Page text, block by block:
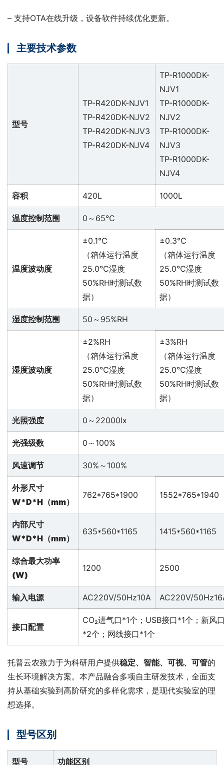
– 支持OTA在线升级，设备软件持续优化更新。
主要技术参数
型号
TP-R420DK-NJV1
TP-R420DK-NJV2
TP-R420DK-NJV3
TP-R420DK-NJV4
TP-R1000DK-
NJV1
TP-R1000DK-
NJV2
TP-R1000DK-
NJV3
TP-R1000DK-
NJV4
容积 420L 1000L
温度控制范围 0～65℃
温度波动度
±0.1℃
（箱体运行温度
25.0℃湿度
50%RH时测试数
据）
±0.3℃
（箱体运行温度
25.0℃湿度
50%RH时测试数
据）
湿度控制范围 50～95%RH
湿度波动度
±2%RH
（箱体运行温度
25.0℃湿度
50%RH时测试数
据）
±3%RH
（箱体运行温度
25.0℃湿度
50%RH时测试数
据）
光照强度 0～22000lx
光强级数 0～100%
风速调节 30%～100%
外形尺寸
W*D*H（mm）
762*765*1900 1552*765*1940
内部尺寸
W*D*H（mm）
635*560*1165 1415*560*1165
综合最大功率
(W)
1200 2500
输入电源 AC220V/50Hz10A AC220V/
接口配置
CO₂进气口*1个；USB接口*1个；新风
*2个；网线接口*1个
托普云农致力于为科研用户提供稳定、智能、可视、可管的
生长环境解决方案。本产品融合多项自主研发技术，全面支
持从基础实验到高阶研究的多样化需求，是现代实验室的理
想选择。
型号区别
型号 功能区别